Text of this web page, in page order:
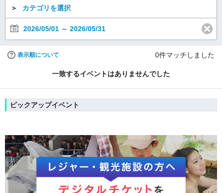
＞ カテゴリを選択
2026/05/01 ～ 2026/05/31
表示順について 0件マッチしました
一致するイベントはありませんでした
ピックアップイベント